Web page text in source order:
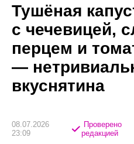
Тушёная
с чечевицей,
перцем и
—
вкуснятина
08.07.2026
23:09
Проверено
редакцией